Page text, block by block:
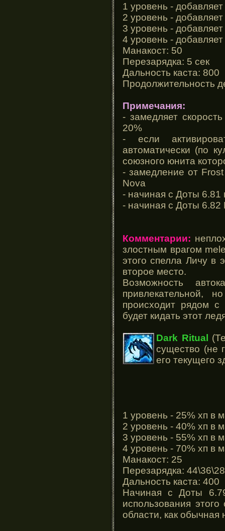
1 уровень -
2 уровень -
3 уровень -
4 уровень -
Манакост: 50
Перезарядка: 5 сек
Дальность каста: 800
Продолжительность
Примечания:
- замедляет
20%
- если
автоматически (по
союзного юнита
- замедление от
Nova
- начиная с Доты
- начиная с Доты 6.82
Комментарии:
злостным врагом
этого спелла Личу в
второе место.
Возможность
привлекательной,
происходит рядом
будет кидать этот
Dark Ritual
существо (не
его текущего
1 уровень - 25% хп в
2 уровень - 40% хп в
3 уровень - 55% хп в
4 уровень - 70% хп в
Манакост: 25
Перезарядка:
Дальность каста: 400
Начиная с Доты
использования
области, как обычная